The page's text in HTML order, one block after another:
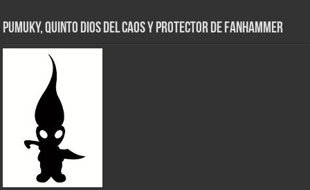
Pumuky, Quinto Dios del Caos y Protector de FanHammer